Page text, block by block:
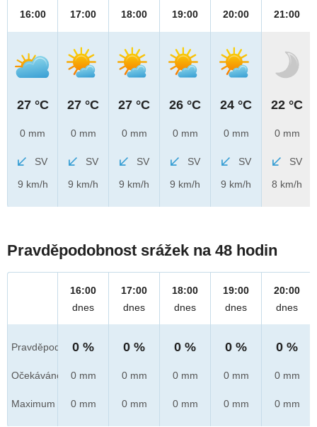
16:00
27 °C
0 mm
SV
9 km/h
17:00
27 °C
0 mm
SV
9 km/h
18:00
27 °C
0 mm
SV
9 km/h
19:00
26 °C
0 mm
SV
9 km/h
20:00
24 °C
0 mm
SV
9 km/h
21:00
22 °C
0 mm
SV
8 km/h
Pravděpodobnost srážek na 48 hodin
Pravděpod.
Očekáváno
Maximum
16:00
dnes
0 %
0 mm
0 mm
17:00
dnes
0 %
0 mm
0 mm
18:00
dnes
0 %
0 mm
0 mm
19:00
dnes
0 %
0 mm
0 mm
20:00
dnes
0 %
0 mm
0 mm